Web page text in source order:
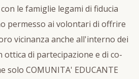
le famiglie legami di fiducia
permesso ai volontari di offrire
vicinanza anche all'interno dei
ottica di partecipazione e di co-
solo COMUNITA' EDUCANTE